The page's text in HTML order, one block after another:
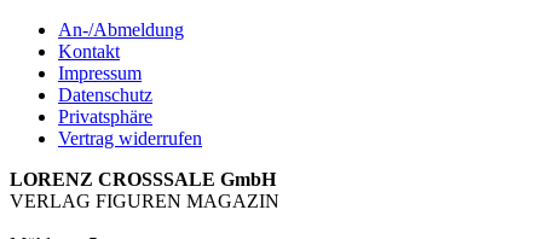
An-/Abmeldung
Kontakt
Impressum
Datenschutz
Privatsphäre
Vertrag widerrufen
LORENZ CROSSSALE GmbH
VERLAG FIGUREN MAGAZIN